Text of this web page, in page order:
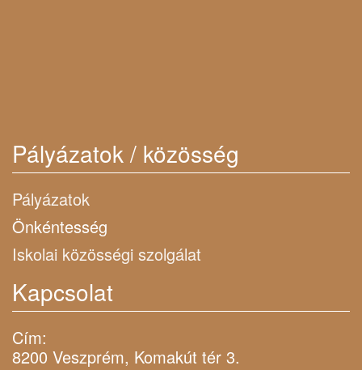
Pályázatok / közösség
Pályázatok
Önkéntesség
Iskolai közösségi szolgálat
Kapcsolat
Cím:
8200 Veszprém, Komakút tér 3.